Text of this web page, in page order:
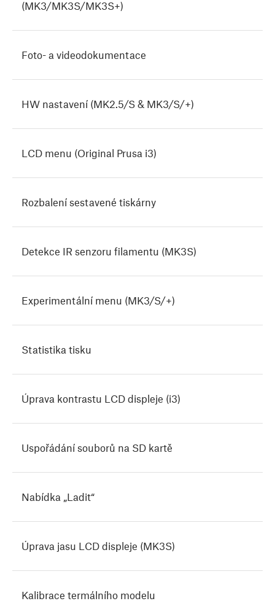
(MK3/MK3S/MK3S+)
Foto- a videodokumentace
HW nastavení (MK2.5/S & MK3/S/+)
LCD menu (Original Prusa i3)
Rozbalení sestavené tiskárny
Detekce IR senzoru filamentu (MK3S)
Experimentální menu (MK3/S/+)
Statistika tisku
Úprava kontrastu LCD displeje (i3)
Uspořádání souborů na SD kartě
Nabídka „Ladit“
Úprava jasu LCD displeje (MK3S)
Kalibrace termálního modelu